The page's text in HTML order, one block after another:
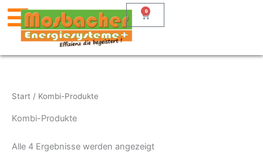
Zum
Inhalt
springen
0
Warenkorb
Start / Kombi-Produkte
Kombi-Produkte
Alle 4 Ergebnisse werden angezeigt